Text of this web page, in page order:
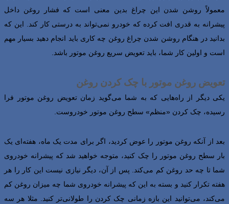
معمولاً روشن شدن این چراغ بدین معنی است که فشار روغن داخل
پیشرانه به قدری افت کرده که خودرو نمی‌تواند به درستی کار کند. این که
بدانید در هنگام روشن شدن چراغ روغن چه کاری باید انجام دهید بسیار مهم
است و اولین کار شما، باید تعویض سریع روغن موتور باشد.
تعویض روغن موتور با چک کردن روغن
یکی دیگر از راه‌هایی که به شما می‌گوید زمان تعویض روغن موتور فرا
رسیده، چک کردن «منظم» سطح روغن موتور خودروست.
بعد از آنکه روغن موتور را عوض کردید، اگر برای مدت یک ماه، هفته‌­ای یک
بار سطح روغن موتور را چک کنید، متوجه خواهید شد که پیشرانه خودروی
شما تا چه حد روغن کم می‌­کند. پس از آن، دیگر نیازی نیست این کار را هر
هفته تکرار کنید و بسته به این که پیشرانه خودروی شما چه میزان روغن کم
می‌کند، می­‌توانید این بازه زمانی چک کردن را طولانی‌تر کنید. مثلا هر سه